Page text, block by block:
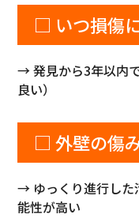
□ いつ損傷
→ 発見から3年以内
良い）
□ 外壁の傷
→ ゆっくり進行した
能性が高い